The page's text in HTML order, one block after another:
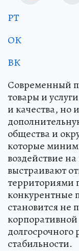
РТ
ОК
ВК
Современный
товары и
и качества, но
общества и
которые
воздействие
выстраивают
территориями
конкурентные
становится не
стабильности.